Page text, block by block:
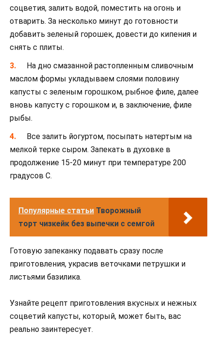
соцветия, залить водой, поместить на огонь и
отварить. За несколько минут до готовности
добавить зеленый горошек, довести до кипения и
снять с плиты.
На дно смазанной растопленным сливочным
маслом формы укладываем слоями половину
капусты с зеленым горошком, рыбное филе, далее
вновь капусту с горошком и, в заключение, филе
рыбы.
Все залить йогуртом, посыпать натертым на
мелкой терке сыром. Запекать в духовке в
продолжение 15-20 минут при температуре 200
градусов С.
Популярные статьи Творожный
торт чизкейк без выпечки с семгой
Готовую запеканку подавать сразу после
приготовления, украсив веточками петрушки и
листьями базилика.
Узнайте рецепт приготовления вкусных и нежных
соцветий капусты, который, может быть, вас
реально заинтересует.